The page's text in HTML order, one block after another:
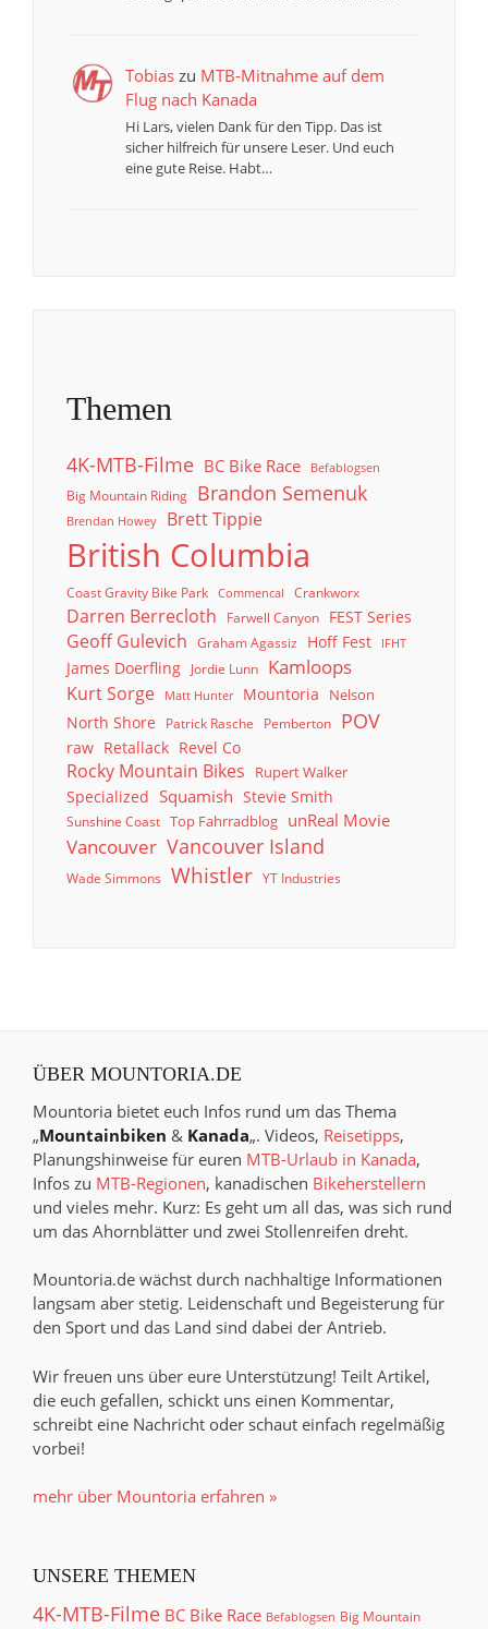
Tobiaszu MTB-Mitnahme auf dem
Flug nach Kanada
Hi Lars, vielen Dank für den Tipp. Das ist
sicher hilfreich für unsere Leser. Und euch
eine gute Reise. Habt…
Themen
4K-MTB-Filme BC Bike Race Befablogsen
Big Mountain Riding Brandon Semenuk
Brendan Howey Brett Tippie
British Columbia
Coast Gravity Bike Park Commencal Crankworx
Darren Berrecloth Farwell Canyon FEST Series
Geoff Gulevich Graham Agassiz Hoff Fest IFHT
James Doerfling Jordie Lunn Kamloops
Kurt Sorge Matt Hunter Mountoria Nelson
North Shore Patrick Rasche Pemberton POV
raw Retallack Revel Co
Rocky Mountain Bikes
Rupert Walker
Specialized Squamish Stevie Smith
Sunshine Coast Top Fahrradblog unReal Movie
Vancouver Vancouver Island
Wade Simmons Whistler YT Industries
ÜBER MOUNTORIA.DE
Mountoria bietet euch Infos rund um das Thema
„Mountainbiken & Kanada„. Videos, Reisetipps,
Planungshinweise für euren MTB-Urlaub in Kanada,
Infos zu MTB-Regionen, kanadischen Bikeherstellern
und vieles mehr. Kurz: Es geht um all das, was sich rund
um das Ahornblätter und zwei Stollenreifen dreht.
Mountoria.de wächst durch nachhaltige Informationen
langsam aber stetig. Leidenschaft und Begeisterung für
den Sport und das Land sind dabei der Antrieb.
Wir freuen uns über eure Unterstützung! Teilt Artikel,
die euch gefallen, schickt uns einen Kommentar,
schreibt eine Nachricht oder schaut einfach regelmäßig
vorbei!
mehr über Mountoria erfahren »
UNSERE THEMEN
4K-MTB-Filme BC Bike Race Befablogsen Big Mountain